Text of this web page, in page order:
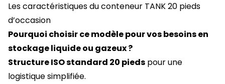
Les caractéristiques du conteneur TANK 20 pieds
d’occasion
Pourquoi choisir ce modèle pour vos besoins en
stockage liquide ou gazeux ?
Structure ISO standard 20 pieds pour une
logistique simplifiée.